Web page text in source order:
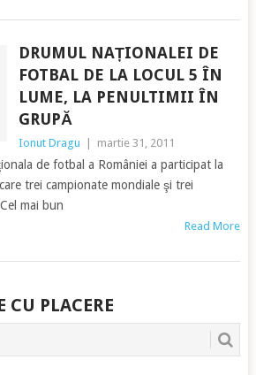
DRUMUL NAȚIONALEI DE
FOTBAL DE LA LOCUL 5 ÎN
LUME, LA PENULTIMII ÎN
GRUPĂ
Ionut Dragu martie 31, 2011
de fotbal a României a participat la
trei campionate mondiale şi trei
mai bun
Read More
CU PLACERE